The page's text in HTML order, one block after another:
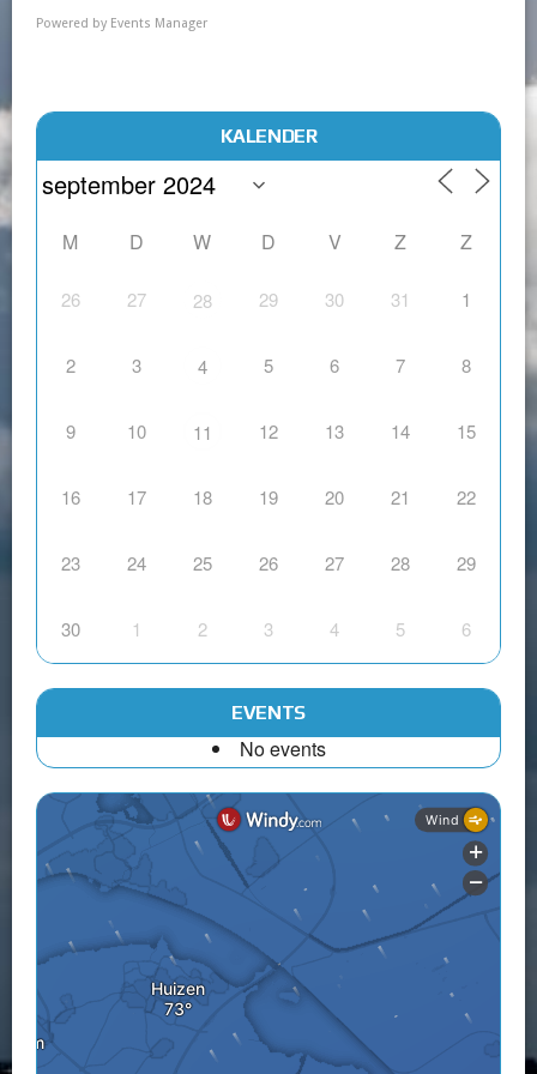
Powered by Events Manager
KALENDER
M D W D V Z Z
26 27 28 29 30 31 1
2 3 4 5 6 7 8
9 10 11 12 13 14 15
16 17 18 19 20 21 22
23 24 25 26 27 28 29
30 1 2 3 4 5 6
EVENTS
No events